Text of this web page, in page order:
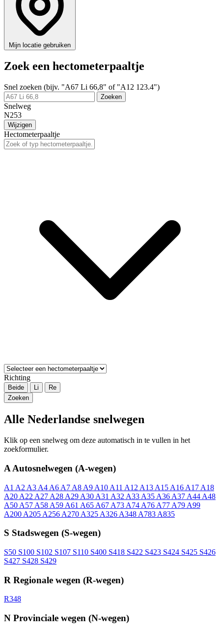
Mijn locatie gebruiken
Zoek een hectometerpaaltje
Snel zoeken (bijv. "A67 Li 66,8" of "A12 123.4")
Zoeken
Snelweg
N253
Wijzigen
Hectometerpaaltje
Richting
Beide Li
Re
Zoeken
Alle Nederlandse snelwegen
Klik op een snelweg om deze automatisch in te vullen in het
zoekformulier.
A Autosnelwegen (A-wegen)
A1 A2 A3 A4 A6 A7 A8 A9 A10 A11 A12 A13 A15 A16 A17 A18
A20 A22 A27 A28 A29 A30 A31 A32 A33 A35 A36 A37 A44 A48
A50 A57 A58 A59 A61 A65 A67 A73 A74 A76 A77 A79 A99
A200 A205 A256 A270 A325 A326 A348 A783 A835
S Stadswegen (S-wegen)
S50 S100 S102 S107 S110 S400 S418 S422 S423 S424 S425 S426
S427 S428 S429
R Regionale wegen (R-wegen)
R348
N Provinciale wegen (N-wegen)